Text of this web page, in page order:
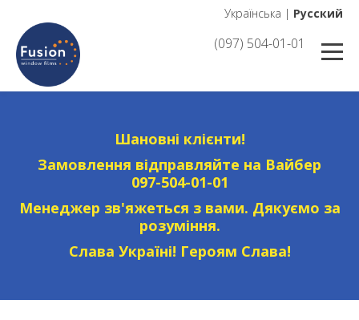
Українська | Русский
(097) 504-01-01
Шановні клієнти!
Замовлення відправляйте на Вайбер
097-504-01-01
Менеджер зв'яжеться з вами. Дякуємо за
розуміння.
Слава Україні! Героям Слава!